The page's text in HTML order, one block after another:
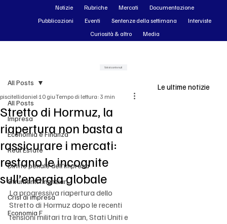
All Posts
Impresa
Economia e Finanza
Real Estate
Diritto penale dell'impresa
Strumenti finanziari
Crisi di impresa
Economia F
All Posts
Stretto di Hormuz, la
riapertura non basta a
rassicurare i mercati:
restano le incognite
sull’energia globale
piscitellidaniel 10 giuTempo di lettura: 3 min
La progressiva riapertura dello
Stretto di Hormuz dopo le recenti
tensioni militari tra Iran, Stati Uniti e
Le ultime notizie
Notizie Rubriche Mercati
Documentazione
Pubblicazioni
Eventi Sentenze della settimana
Interviste
Curiosità & altro
Media
Vai ai contenuti